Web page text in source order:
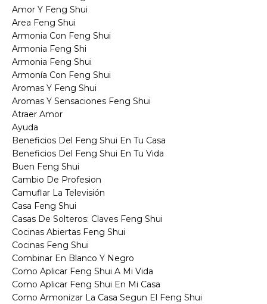
Amor Y Feng Shui
Area Feng Shui
Armonia Con Feng Shui
Armonia Feng Shi
Armonia Feng Shui
Armonía Con Feng Shui
Aromas Y Feng Shui
Aromas Y Sensaciones Feng Shui
Atraer Amor
Ayuda
Beneficios Del Feng Shui En Tu Casa
Beneficios Del Feng Shui En Tu Vida
Buen Feng Shui
Cambio De Profesion
Camuflar La Televisión
Casa Feng Shui
Casas De Solteros: Claves Feng Shui
Cocinas Abiertas Feng Shui
Cocinas Feng Shui
Combinar En Blanco Y Negro
Como Aplicar Feng Shui A Mi Vida
Como Aplicar Feng Shui En Mi Casa
Como Armonizar La Casa Segun El Feng Shui